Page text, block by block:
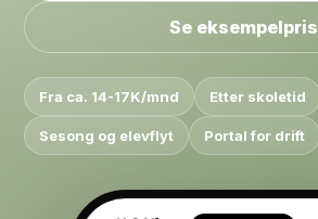
Se eksempelpris
Fra ca. 14-17K/mnd Etter skoletid
Sesong og elevflyt Portal for drift